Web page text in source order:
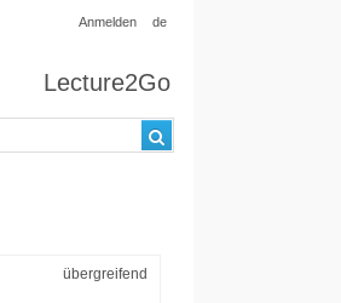
Anmelden de
Lecture2Go
übergreifend